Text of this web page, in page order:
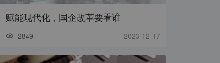
赋能现代化，国企改革要看谁
2849 2023-12-17